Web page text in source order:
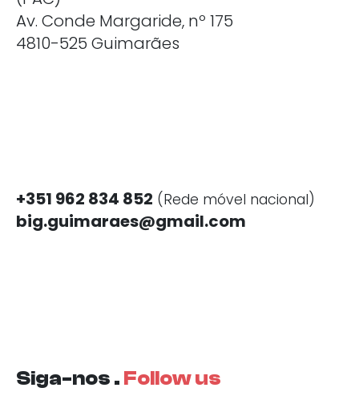
Av. Conde Margaride, nº 175
4810-525 Guimarães
+351 962 834 852 (Rede móvel nacional)
big.guimaraes@gmail.com
Siga-nos . Follow us